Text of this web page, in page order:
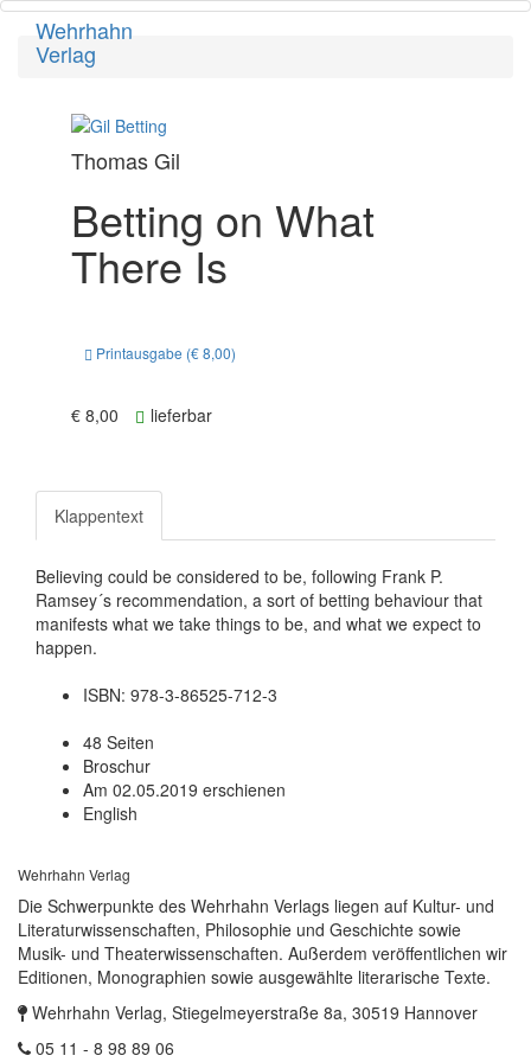
Wehrhahn
Verlag
Thomas Gil
Betting on What
There Is
Printausgabe (€ 8,00)
€ 8,00 lieferbar
Klappentext
Believing could be considered to be, following Frank P.
Ramsey´s recommendation, a sort of betting behaviour that
manifests what we take things to be, and what we expect to
happen.
ISBN: 978-3-86525-712-3
48 Seiten
Broschur
Am 02.05.2019 erschienen
English
Wehrhahn Verlag
Die Schwerpunkte des Wehrhahn Verlags liegen auf Kultur- und
Literaturwissenschaften, Philosophie und Geschichte sowie
Musik- und Theaterwissenschaften. Außerdem veröffentlichen wir
Editionen, Monographien sowie ausgewählte literarische Texte.
Wehrhahn Verlag, Stiegelmeyerstraße 8a, 30519 Hannover
05 11 - 8 98 89 06